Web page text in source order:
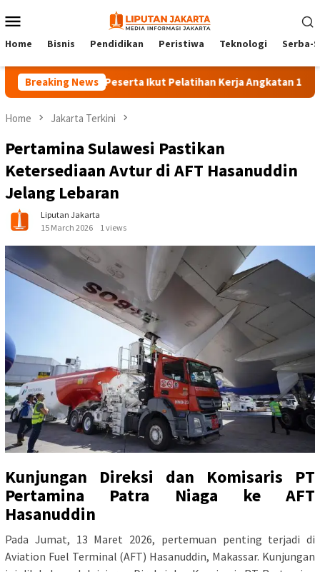
to
Menu
Home Bisnis Pendidikan Peristiwa Teknologi Serba-
Breaking News
140 Peserta Ikut Pelatihan Kerja Angkatan 1 di PPKD
Home Jakarta Terkini
Pertamina Sulawesi Pastikan
Ketersediaan Avtur di AFT Hasanuddin
Jelang Lebaran
Liputan Jakarta
15 March 2026
1 views
Kunjungan Direksi dan Komisaris PT
Pertamina Patra Niaga ke AFT
Hasanuddin
Pada Jumat, 13 Maret 2026, pertemuan penting terjadi di
Aviation Fuel Terminal (AFT) Hasanuddin, Makassar. Kunjungan